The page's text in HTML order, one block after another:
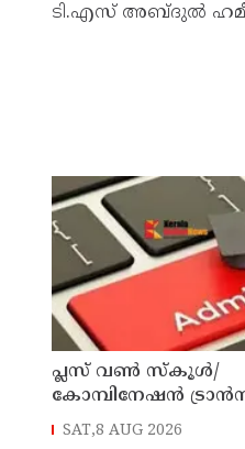
ടി.എസ് അബ്ദുൽ
പ്ലസ് വൺ സ്‌കൂൾ/
കോമ്പിനേഷൻ
അഡ്മിഷൻ ആഗസ്ത്
SAT,8 AUG 2026